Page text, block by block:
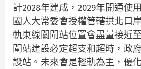
計2028年建成，2029年開通使
國人大常委會授權管轄拱北口
軌東線關閘站位置會盡量接近
閘站建設必定超支和超時，政
設站。未來會是輕軌為主，優